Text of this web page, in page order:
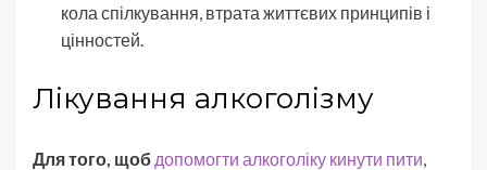
кола спілкування, втрата життєвих принципів і
цінностей.
Лікування алкоголізму
Для того, щоб допомогти алкоголіку кинути пити